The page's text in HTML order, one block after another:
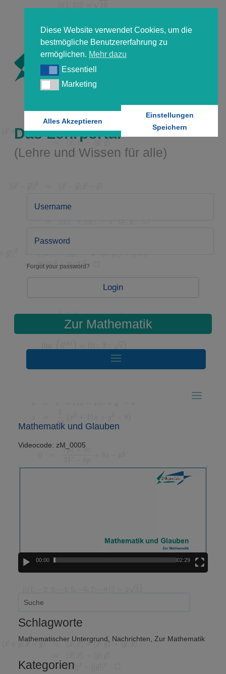
Diese Website verwendet Cookies, um die
bestmögliche Benutzererfahrung zu
ermöglichen. Mehr dazu
EssentiellEssentiell
MarketingMarketing
Alles Akzeptieren
Einstellungen
Speichern
Das Lehrportal
(Lehre und Wissen für alle)
Forgot your password?
Login
Zur Mathematik
Mathematik und Glauben
Videocode: zM_0005
Video-
00:00 02:29
Schlagworte
Mathematischer Untergrund Nachrichten Zur Mathematik
Kategorien